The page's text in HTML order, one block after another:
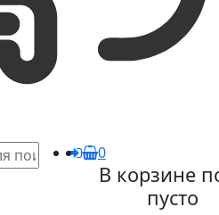
0
В корзине
пусто